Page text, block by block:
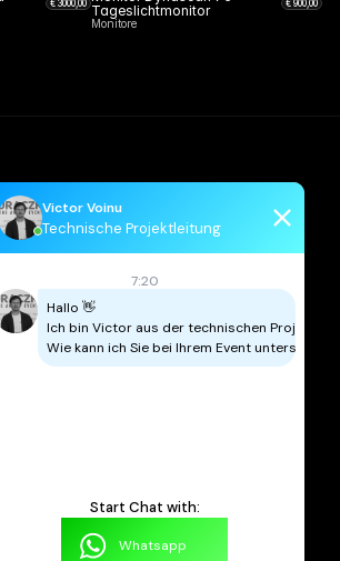
€ 3000,00 Tageslichtmonitor
€ 900,00
Monitore
IMPRESSUM
DATENSCHUTZ
CONTACT
FÜR SIE DA:
17:00 Uhr
Victor Voinu
Technische Projektleitung
7:20
Hallo 👋
Ich bin Victor aus der technischen
Wie kann ich Sie bei Ihrem Event
Start Chat with:
Whatsapp